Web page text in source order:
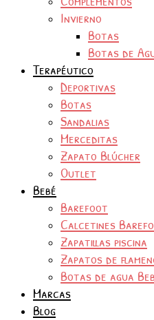
Invierno
Botas
Botas de
Terapéutico
Deportivas
Botas
Sandalias
Merceditas
Zapato Blúcher
Outlet
Bebé
Barefoot
Calcetines
Zapatillas piscina
Zapatos de
Botas de agua
Marcas
Blog